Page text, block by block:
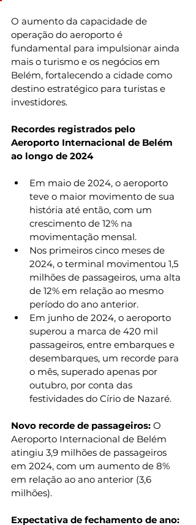
O aumento da capacidade de
operação do aeroporto é
fundamental para impulsionar ainda
mais o turismo e os negócios em
Belém, fortalecendo a cidade como
destino estratégico para turistas e
investidores.
Recordes registrados pelo
Aeroporto Internacional de Belém
ao longo de 2024
Em maio de 2024, o aeroporto
teve o maior movimento de sua
história até então, com um
crescimento de 12% na
movimentação mensal.
Nos primeiros cinco meses de
2024, o terminal movimentou 1,5
milhões de passageiros, uma alta
de 12% em relação ao mesmo
período do ano anterior.
Em junho de 2024, o aeroporto
superou a marca de 420 mil
passageiros, entre embarques e
desembarques, um recorde para
o mês, superado apenas por
outubro, por conta das
festividades do Círio de Nazaré.
Novo recorde de passageiros: O
Aeroporto Internacional de Belém
atingiu 3,9 milhões de passageiros
em 2024, com um aumento de 8%
em relação ao ano anterior (3,6
milhões).
Expectativa de fechamento de ano: